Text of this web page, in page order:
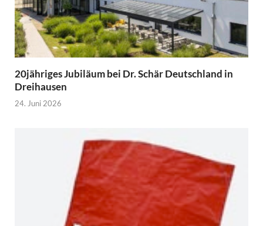
20jähriges Jubiläum bei Dr. Schär Deutschland in
Dreihausen
24. Juni 2026